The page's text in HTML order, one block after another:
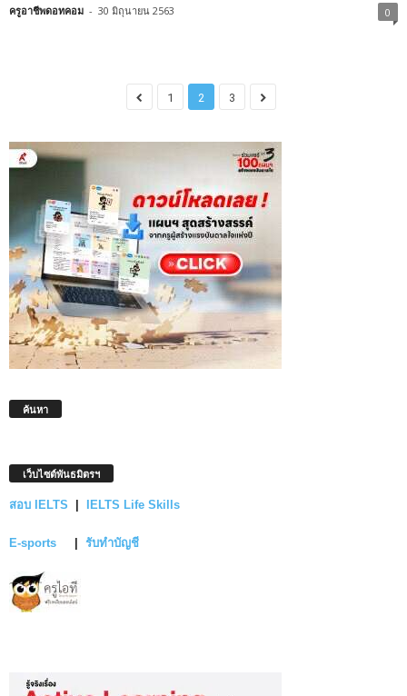
ครูอาชีพดอทคอม - 30 มิถุนายน 2563 0
1 2 3
ค้นหา
เว็บไซต์พันธมิตรฯ
สอบ IELTS IELTS Life Skills
E-sports รับทำบัญชี